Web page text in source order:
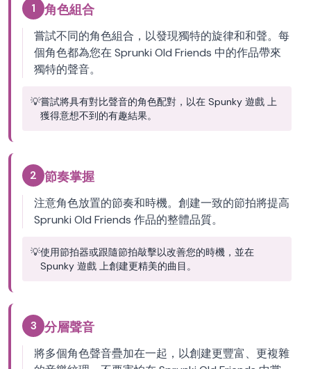
1 角色組合
嘗試不同的角色組合，以發現獨特的旋律和和聲。每
個角色都為您在 Sprunki Old Friends 中的作品帶來
獨特的聲音。
💡嘗試將具有對比聲音的角色配對，以在 Spunky 遊戲 上
獲得意想不到的有趣結果。
2 節奏掌握
注意角色放置的節奏和時機。創建一致的節拍將提高
Sprunki Old Friends 作品的整體品質。
💡使用節拍器或跟隨節拍敲擊以改善您的時機，並在
Spunky 遊戲 上創建更精美的曲目。
3 分層聲音
將多個角色聲音疊加在一起，以創建更豐富、更複雜